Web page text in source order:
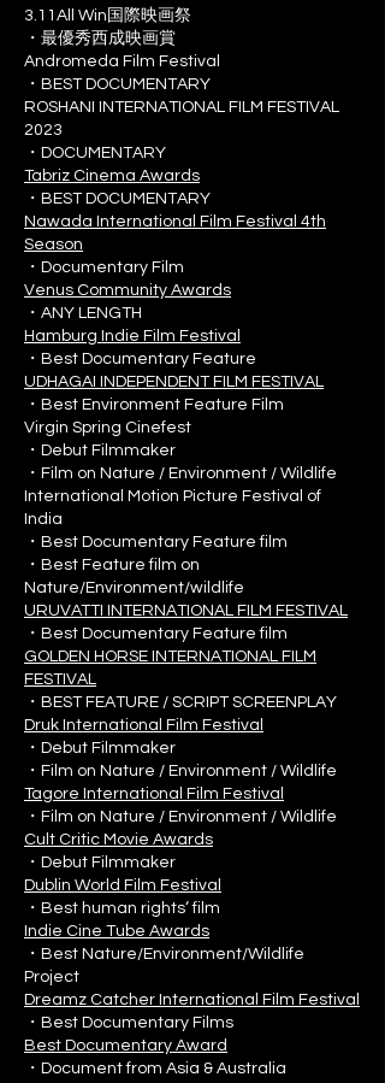
3.11All Win国際映画祭
・最優秀西成映画賞
Andromeda Film Festival
・BEST DOCUMENTARY
ROSHANI INTERNATIONAL FILM FESTIVAL
2023
・DOCUMENTARY
Tabriz Cinema Awards
・BEST DOCUMENTARY
Nawada International Film Festival 4th
Season
・Documentary Film
Venus Community Awards
・ANY LENGTH
Hamburg Indie Film Festival
・Best Documentary Feature
UDHAGAI INDEPENDENT FILM FESTIVAL
・Best Environment Feature Film
Virgin Spring Cinefest
・Debut Filmmaker
・Film on Nature / Environment / Wildlife
International Motion Picture Festival of
India
・Best Documentary Feature film
・Best Feature film on
Nature/Environment/wildlife
URUVATTI INTERNATIONAL FILM FESTIVAL
・Best Documentary Feature film
GOLDEN HORSE INTERNATIONAL FILM
FESTIVAL
・BEST FEATURE / SCRIPT SCREENPLAY
Druk International Film Festival
・Debut Filmmaker
・Film on Nature / Environment / Wildlife
Tagore International Film Festival
・Film on Nature / Environment / Wildlife
Cult Critic Movie Awards
・Debut Filmmaker
Dublin World Film Festival
・Best human rights‘ film
Indie Cine Tube Awards
・Best Nature/Environment/Wildlife
Project
Dreamz Catcher International Film Festival
・Best Documentary Films
Best Documentary Award
・Document from Asia & Australia